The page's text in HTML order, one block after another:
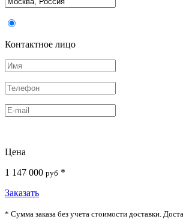
Контактное лицо
Цена
1 147 000 руб *
Заказать
* Сумма заказа без учета стоимости доставки.